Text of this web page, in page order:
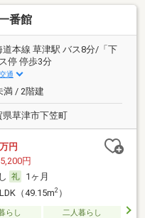
番館
道本線 草津駅 バス8分/「下
停 停歩3分
通
満 / 2階建
県草津市下笠町
万円
円
1ヶ月
（49.15m2）
らし
二人暮らし